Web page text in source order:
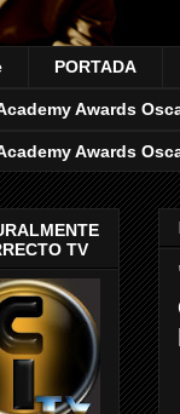
PORTADA
Awards
Awards
TV